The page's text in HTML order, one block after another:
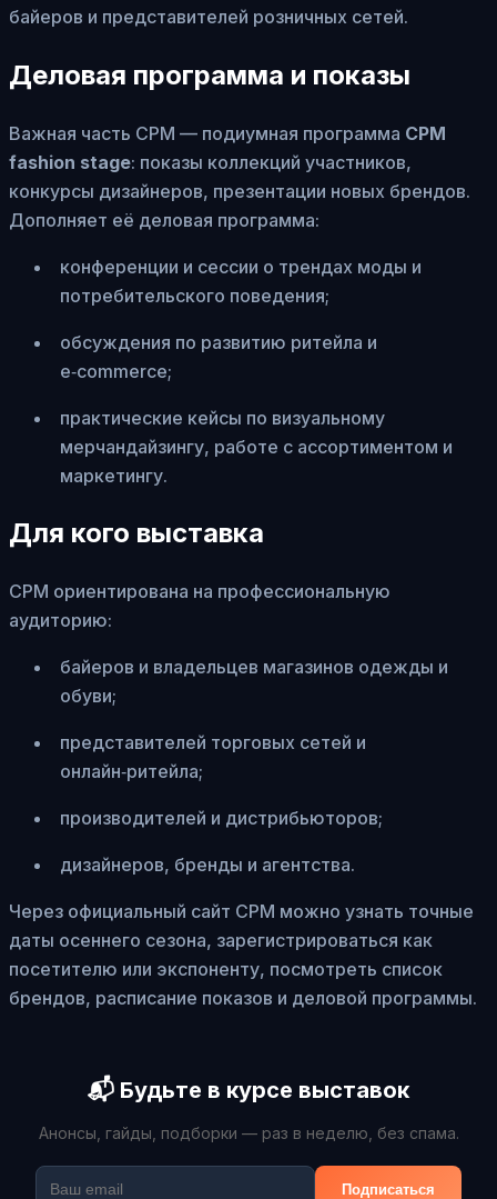
байеров и представителей розничных сетей.
Деловая программа и показы
Важная часть CPM — подиумная программа CPM
fashion stage: показы коллекций участников,
конкурсы дизайнеров, презентации новых брендов.
Дополняет её деловая программа:
конференции и сессии о трендах моды и
потребительского поведения;
обсуждения по развитию ритейла и
e‑commerce;
практические кейсы по визуальному
мерчандайзингу, работе с ассортиментом и
маркетингу.
Для кого выставка
CPM ориентирована на профессиональную
аудиторию:
байеров и владельцев магазинов одежды и
обуви;
представителей торговых сетей и
онлайн‑ритейла;
производителей и дистрибьюторов;
дизайнеров, бренды и агентства.
Через официальный сайт CPM можно узнать точные
даты осеннего сезона, зарегистрироваться как
посетителю или экспоненту, посмотреть список
брендов, расписание показов и деловой программы.
📬 Будьте в курсе выставок
Анонсы, гайды, подборки — раз в неделю, без спама.
Подписаться